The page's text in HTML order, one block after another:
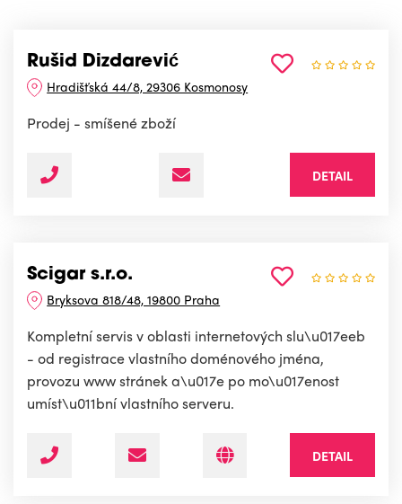
Rušid Dizdarević
Hradišťská 44/8, 29306 Kosmonosy
Prodej - smíšené zboží
DETAIL
Scigar s.r.o.
Bryksova 818/48, 19800 Praha
Kompletní servis v oblasti internetových slu\u017eeb
- od registrace vlastního doménového jména,
provozu www stránek a\u017e po mo\u017enost
umíst\u011bní vlastního serveru.
DETAIL